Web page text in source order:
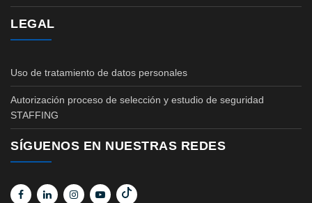
LEGAL
Uso de tratamiento de datos personales
Autorización proceso de selección y estudio de seguridad
STAFFING
SÍGUENOS EN NUESTRAS REDES